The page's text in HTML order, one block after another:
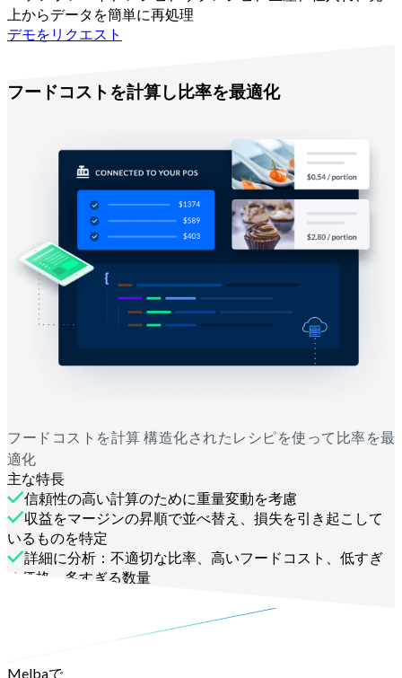
上からデータを簡単に再処理
デモをリクエスト
フードコストを計算し比率を最適化
フードコストを計算 構造化されたレシピを使って比率を最
適化
主な特長
信頼性の高い計算のために重量変動を考慮
収益をマージンの昇順で並べ替え、損失を引き起こして
いるものを特定
詳細に分析：不適切な比率、高いフードコスト、低すぎ
る価格、多すぎる数量
Melbaで